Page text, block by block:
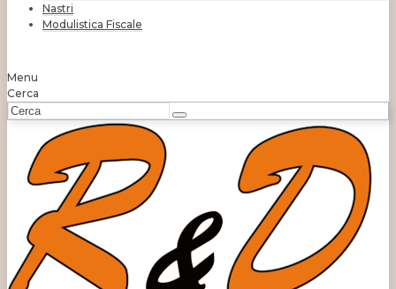
Nastri
Modulistica Fiscale
Menu
Cerca